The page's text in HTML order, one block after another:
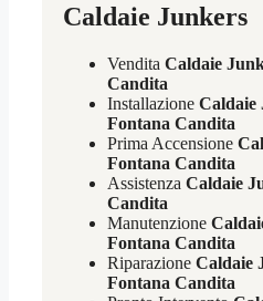
Caldaie Junkers
Vendita Caldaie
Candita
Installazione Caldaie
Fontana Candita
Prima Accensione
Fontana Candita
Assistenza Caldaie
Candita
Manutenzione
Fontana Candita
Riparazione Caldaie
Fontana Candita